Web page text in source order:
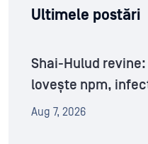
Ultimele postări
Shai-Hulud
lovește npm,
Aug 7, 2026